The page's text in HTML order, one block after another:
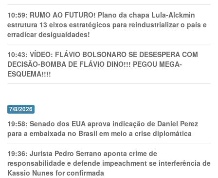
10:59: RUMO AO FUTURO! Plano da chapa Lula-Alckmin
estrutura 13 eixos estratégicos para reindustrializar o país e
erradicar desigualdades!
10:43: VÍDEO: FLÁVIO BOLSONARO SE DESESPERA COM
DECISÃO-BOMBA DE FLÁVIO DINO!!! PEGOU MEGA-
ESQUEMA!!!!
7/8/2026
19:58: Senado dos EUA aprova indicação de Daniel Perez
para a embaixada no Brasil em meio a crise diplomática
19:36: Jurista Pedro Serrano aponta crime de
responsabilidade e defende impeachment se interferência de
Kassio Nunes for confirmada